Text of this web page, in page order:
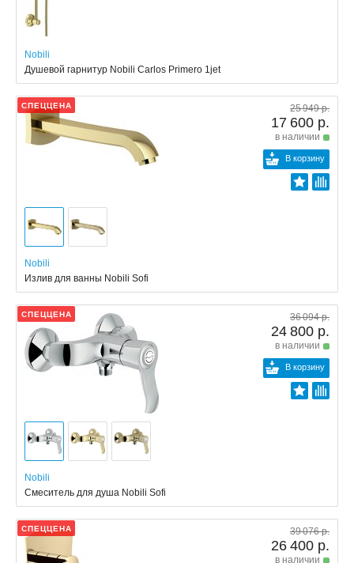
Nobili
Душевой гарнитур Nobili Carlos Primero 1jet
СПЕЦЦЕНА 25 949 р.
17 600 р.
в наличии
В корзину
Nobili
Излив для ванны Nobili Sofi
СПЕЦЦЕНА 36 094 р.
24 800 р.
в наличии
В корзину
Nobili
Смеситель для душа Nobili Sofi
СПЕЦЦЕНА 39 076 р.
26 400 р.
в наличии